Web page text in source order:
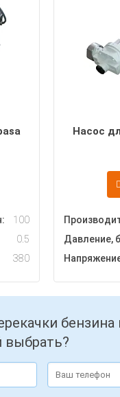
100
0.5
380
Насос
Давление,
бензина
выбрать?